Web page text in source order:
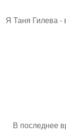
Я Таня Гилева -
В последнее